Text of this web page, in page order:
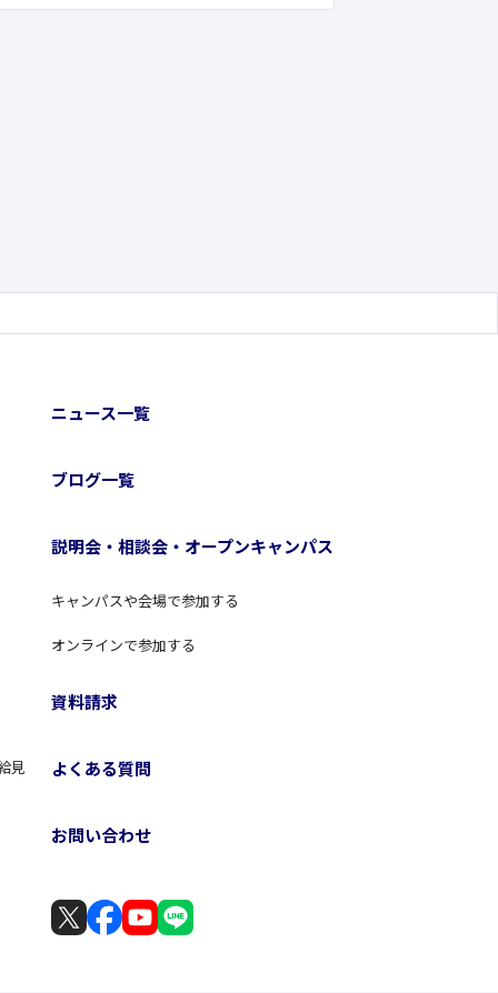
見
ニュース一覧
ブログ一覧
説明会・相談会・オープンキャンパス
キャンパスや会場で参加する
オンラインで参加する
資料請求
よくある質問
お問い合わせ